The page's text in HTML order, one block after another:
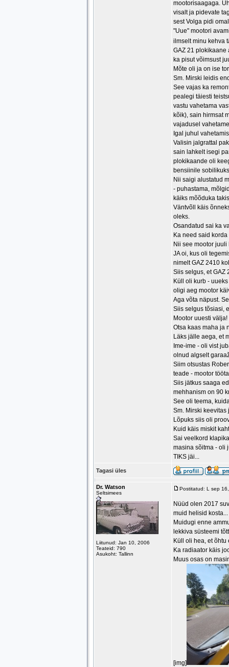
mootorisaagaga.
visalt ja pidevate
sest Volga pidi
"Uue" mootori
ilmselt minu kehva
GAZ 21 plokikaane
ka pisut võimsust
Mõte oli ja on ise
Sm. Mirski leidis
See vajas ka
pealegi täiesti
vastu vahetama
kõik), sain hirmsat
vajadusel
Igal juhul
Valisin jalgrattal
sain lahkelt isegi
plokikaande oli
bensiinile
Nii saigi alustatud
- puhastama,
käiks mõõduka
Väntvõll käis
oleks.
Osandatud sai ka
Ka need said
Nii see mootor
JA oi, kus oli
nimelt GAZ 2410
Siis selgus, et GAZ
Küll oli kurb -
oligi aeg mootor
Aga võta näpust.
Siis selgus tõsiasi,
Mootor uuesti välja!
Otsa kaas maha ja
Läks jälle aega, et
Ime-ime - oli vist
olnud algselt
Siim otsustas
teade - mootor
Siis jätkus saaga
mehhanism on 90
See oli teema,
Sm. Mirski
Lõpuks siis oli
Kuid käis miskit
Sai veelkord
masina sõitma - oli
TIKS jäi...
Tagasi üles
Dr. Watson
Seltsimees
Liitunud: Jan 10, 2006
Teateid: 790
Asukoht: Tallinn
Postitatud: L sep
Nüüd olen 2017
muid helisid
Muidugi enne
lekkiva süsteemi
Küll oli hea, et
Ka radiaator käis
Muus osas on
[img]